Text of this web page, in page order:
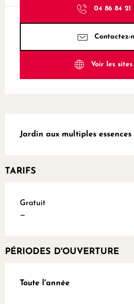
04 86 84 21
Contactez-
Voir les
Jardin aux multiples essences
TARIFS
Gratuit
—
PÉRIODES D'OUVERTURE
Toute l'année
Toute l'année